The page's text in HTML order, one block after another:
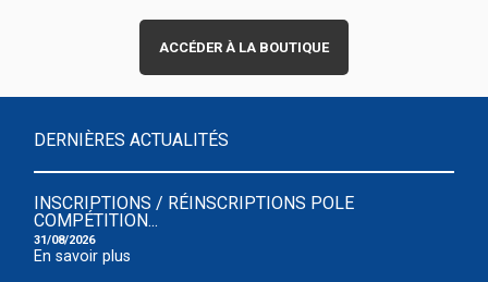
ACCÉDER À LA BOUTIQUE
DERNIÈRES ACTUALITÉS
INSCRIPTIONS / RÉINSCRIPTIONS POLE
COMPÉTITION...
31/08/2026
En savoir plus